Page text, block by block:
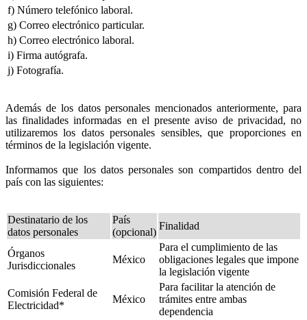
f) Número telefónico laboral.
g) Correo electrónico particular.
h) Correo electrónico laboral.
i) Firma autógrafa.
j) Fotografía.
Además de los datos personales mencionados anteriormente, para
las finalidades informadas en el presente aviso de privacidad, no
utilizaremos los datos personales sensibles, que proporciones en
términos de la legislación vigente.
Informamos que los datos personales son compartidos dentro del
país con las siguientes:
Destinatario de los
datos personales
País
(opcional)
Finalidad
Órganos
Jurisdiccionales
México
Para el cumplimiento de las
obligaciones legales que impone
la legislación vigente
Comisión Federal de
Electricidad*
México
Para facilitar la atención de
trámites entre ambas
dependencia